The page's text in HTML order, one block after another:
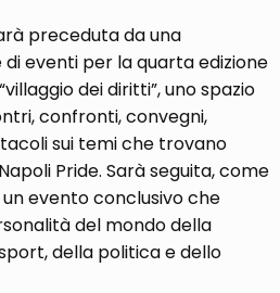
preceduta da una
eventi per la quarta edizione
dei diritti”, uno spazio
confronti, convegni,
sui temi che trovano
Pride. Sarà seguita, come
evento conclusivo che
del mondo della
della politica e dello